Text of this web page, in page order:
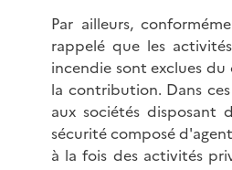
Par ailleurs,
rappelé que les
incendie sont exclues
la contribution. Dans
aux sociétés disposant
sécurité composé
à la fois des activités